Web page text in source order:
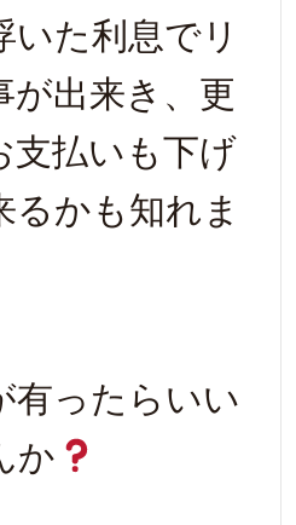
いた利息でリ
が出来き、更
支払いも下げ
るかも知れま
有ったらいい
か